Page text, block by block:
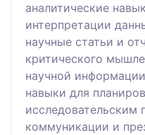
аналитические
интерпретации
научные статьи и
критического
научной
навыки для
исследовательским
коммуникации и